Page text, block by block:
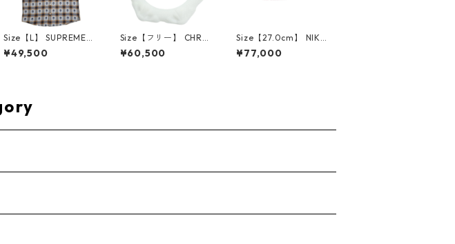
Size【L】 SUPREME
シュプリーム ×Numbe
r (N)ine 25FW Hoode
¥49,500
Size【フリー】 CHRO
ME HEARTS クロム・
ハーツ CH Cross SING
¥60,500
Size【27.0cm】 NIKE
ナイキ ×Travis Scott
AIR JORDAN 1 LOW
¥77,000